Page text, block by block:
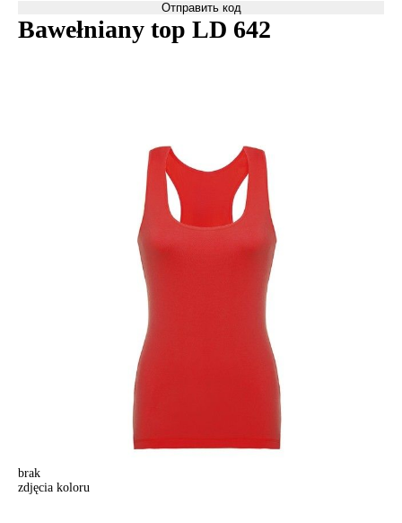
Отправить код
Bawełniany top LD 642
brak
zdjęcia koloru